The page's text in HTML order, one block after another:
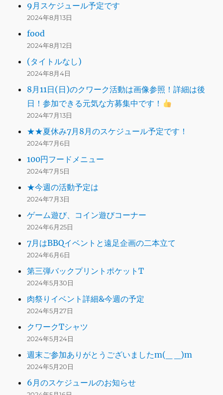
9月スケジュール予定です
2024年8月13日
food
2024年8月12日
(タイトルなし)
2024年8月4日
8月11日(日)のクワーク活動は画像参照！詳細は後
日！参加できる元気な方募集中です！
2024年7月13日
★★夏休み7月8月のスケジュール予定です！
2024年7月6日
100円フードメニュー
2024年7月5日
★今週の活動予定は
2024年7月3日
ゲーム遊び、コイン遊びコーナー
2024年6月25日
7月はBBQイベントと遠足企画の二本立て
2024年6月6日
第三弾バックプリントポケットT
2024年5月30日
肉祭りイベント詳細&今週の予定
2024年5月27日
クワークTシャツ
2024年5月24日
週末ご参加ありがとうございましたm(_ _)m
2024年5月20日
6月のスケジュールのお知らせ